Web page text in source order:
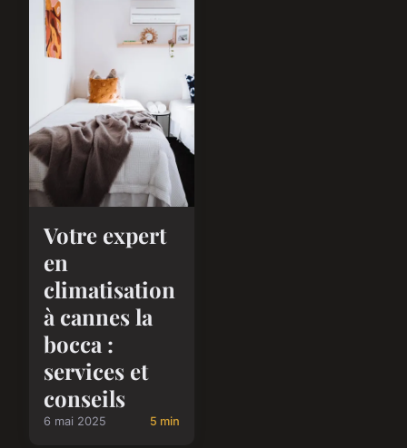
Votre expert
en
climatisation
à cannes la
bocca :
services et
conseils
6 mai 2025 5 min